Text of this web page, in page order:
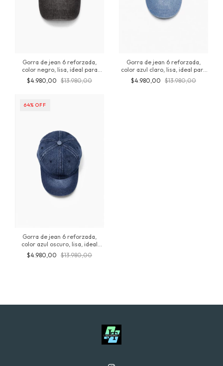
Gorra de jean 6 reforzada,
color negro, lisa, ideal para
personalizar, Urbana, SnapBack
Ajustable, Adulto, Unisex,
$4.980,00 $13.980,00
Gorra de jean 6 reforzada,
color azul claro, lisa, ideal para
personalizar Urbana, SnapBack
Ajustable Adulto, Unisex,
$4.980,00 $13.980,00
64% OFF
Gorra de jean 6 reforzada,
color azul oscuro, lisa, ideal
para personalizar Urbana,
SnapBack Ajustable Adulto,
$4.980,00 $13.980,00